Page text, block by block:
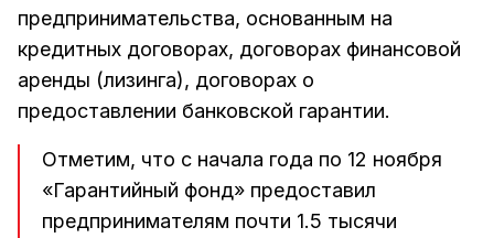
предпринимательства, основанным на
кредитных договорах, договорах финансовой
аренды (лизинга), договорах о
предоставлении банковской гарантии.
Отметим, что с начала года по 12 ноября
«Гарантийный фонд» предоставил
предпринимателям почти 1.5 тысячи